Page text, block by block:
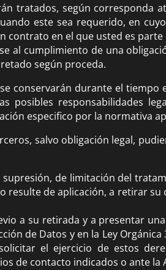
tratados, según corresponda
este sea requerido, en
contrato en el que usted es
al cumplimiento de una
según proceda.
conservarán durante el
posibles responsabilidades
especifico por la normativa
salvo obligación legal,
de limitación del
resulte de aplicación, a retirar
a su retirada y a presentar
de Datos y en la Ley
el ejercicio de estos
de contacto indicados o ante